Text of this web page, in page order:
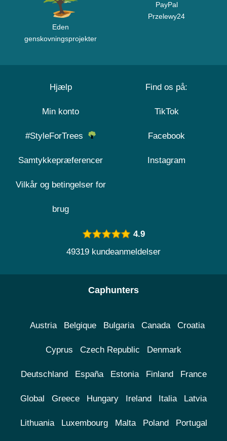
Eden
genskovningsprojekter
PayPal
Przelewy24
Hjælp
Min konto
#StyleForTrees
Samtykkepræferencer
Vilkår og betingelser for
brug
Find os på:
TikTok
Facebook
Instagram
4.9
49319 kundeanmeldelser
Caphunters
Austria Belgique Bulgaria Canada Croatia
Cyprus Czech Republic Denmark
Deutschland España Estonia Finland France
Global Greece Hungary Ireland Italia Latvia
Lithuania Luxembourg Malta Poland Portugal